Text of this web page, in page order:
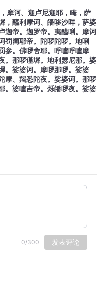
摩诃、迦卢尼迦耶，唵，萨
，醯利摩诃、皤哆沙咩，萨婆
迦帝。迦罗帝。夷醯唎。摩诃
罚阇耶帝。陀啰陀啰。地唎
参。佛啰舍耶。呼嚧呼嚧摩
。那啰谨墀。地利瑟尼那。婆
。娑婆诃。摩啰那啰。娑婆
摩、羯悉陀夜。娑婆诃。那啰
。婆嚧吉帝。烁皤啰夜。娑婆
0/300 发表评论